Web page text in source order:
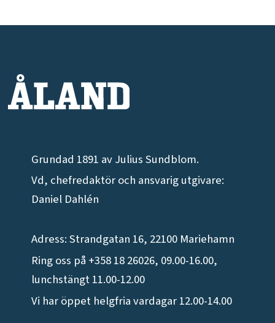
Grundad 1891 av Julius Sundblom.
Vd, chefredaktör och ansvarig utgivare:
Daniel Dahlén
Adress: Strandgatan 16, 22100 Mariehamn
Ring oss på +358 18 26026, 09.00-16.00,
lunchstängt 11.00-12.00
Vi har öppet helgfria vardagar 12.00-14.00